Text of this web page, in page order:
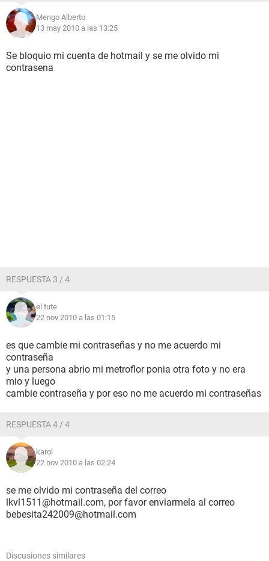
Mengo Alberto
13 may 2010 a las 13:25
Se bloquio mi cuenta de hotmail y se me olvido mi
contrasena
RESPUESTA 3 / 4
el tute
22 nov 2010 a las 01:15
es que cambie mi contraseñas y no me acuerdo mi
contraseña
y una persona abrio mi metroflor ponia otra foto y no era
mio y luego
cambie contraseña y por eso no me acuerdo mi contraseñas
RESPUESTA 4 / 4
karol
22 nov 2010 a las 02:24
se me olvido mi contraseña del correo
lkvl1511@hotmail.com, por favor enviarmela al correo
bebesita242009@hotmail.com
Discusiones similares